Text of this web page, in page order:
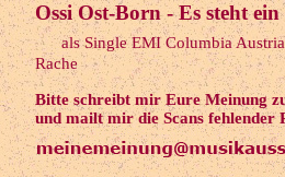
Ossi Ost-Born - Es steht
als Single EMI Columbia
Rache
Bitte schreibt mir Eure Meinung
und mailt mir die Scans fehlender